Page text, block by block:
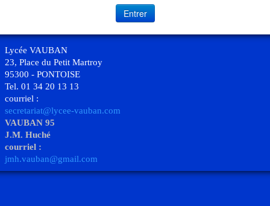
Lycée VAUBAN
23, Place du Petit Martroy
95300 - PONTOISE
Tel. 01 34 20 13 13
courriel :
secretariat@lycee-vauban.com
VAUBAN 95
J.M. Huché
courriel :
jmh.vauban@gmail.com